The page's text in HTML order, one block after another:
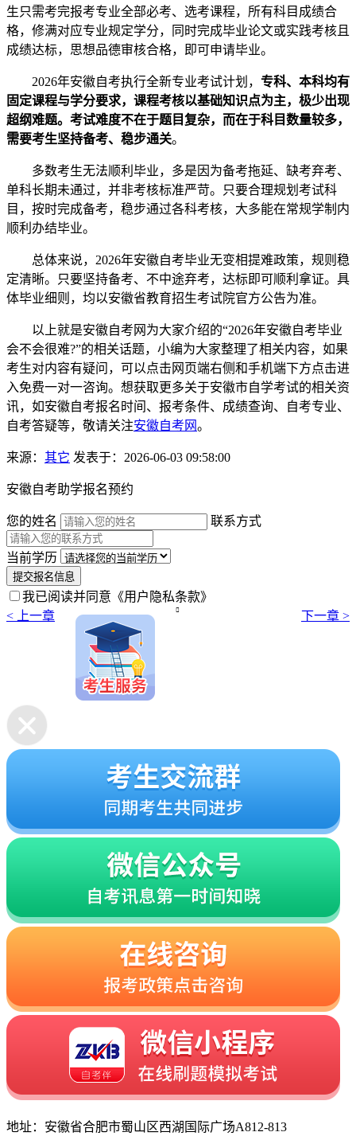
生只需考完报考专业全部必考、选考课程，所有科目成绩合
格，修满对应专业规定学分，同时完成毕业论文或实践考核且
成绩达标，思想品德审核合格，即可申请毕业。
2026年安徽自考执行全新专业考试计划， 专科、本科均有
固定课程与学分要求，课程考核以基础知识点为主，极少出现
超纲难题。考试难度不在于题目复杂，而在于科目数量较多，
需要考生坚持备考、稳步通关。
多数考生无法顺利毕业，多是因为备考拖延、缺考弃考、
单科长期未通过，并非考核标准严苛。只要合理规划考试科
目，按时完成备考，稳步通过各科考核，大多能在常规学制内
顺利办结毕业。
总体来说，2026年安徽自考毕业无变相提难政策，规则稳
定清晰。只要坚持备考、不中途弃考，达标即可顺利拿证。具
体毕业细则，均以安徽省教育招生考试院官方公告为准。
以上就是安徽自考网为大家介绍的“2026年安徽自考毕业
会不会很难?”的相关话题，小编为大家整理了相关内容，如果
考生对内容有疑问，可以点击网页端右侧和手机端下方点击进
入免费一对一咨询。想获取更多关于安徽市自学考试的相关资
讯，如安徽自考报名时间、报考条件、成绩查询、自考专业、
自考答疑等，敬请关注安徽自考网。
来源： 其它 发表于：2026-06-03 09:58:00
安徽自考助学报名预约
您的姓名 联系方式
当前学历
提交报名信息
我已阅读并同意 《用户隐私条款》
< 上一章
 下一章 >
地址：安徽省合肥市蜀山区西湖国际广场A812-813